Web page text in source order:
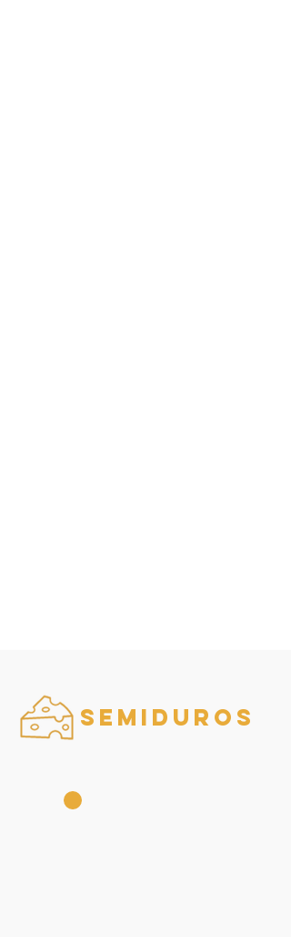
Semiduros